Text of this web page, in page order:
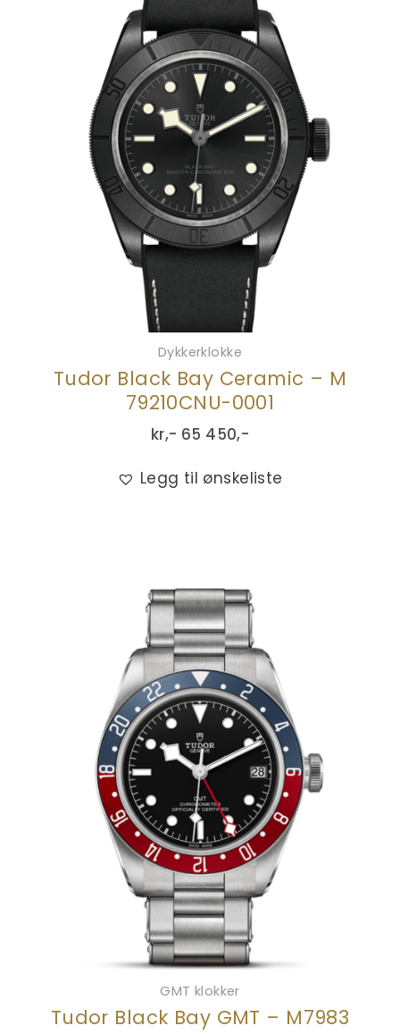
Dykkerklokke
Tudor Black Bay Ceramic – M
79210CNU-0001
kr,- 65 450,-
Legg til ønskeliste
GMT klokker
Tudor Black Bay GMT – M7983